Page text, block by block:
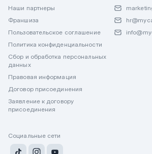
Наши партнеры
Франшиза
Пользовательское соглашение
Политика конфиденциальности
Сбор и обработка персональных
данных
Правовая информация
Договор присоединения
Заявление к договору
присоединения
Социальные сети